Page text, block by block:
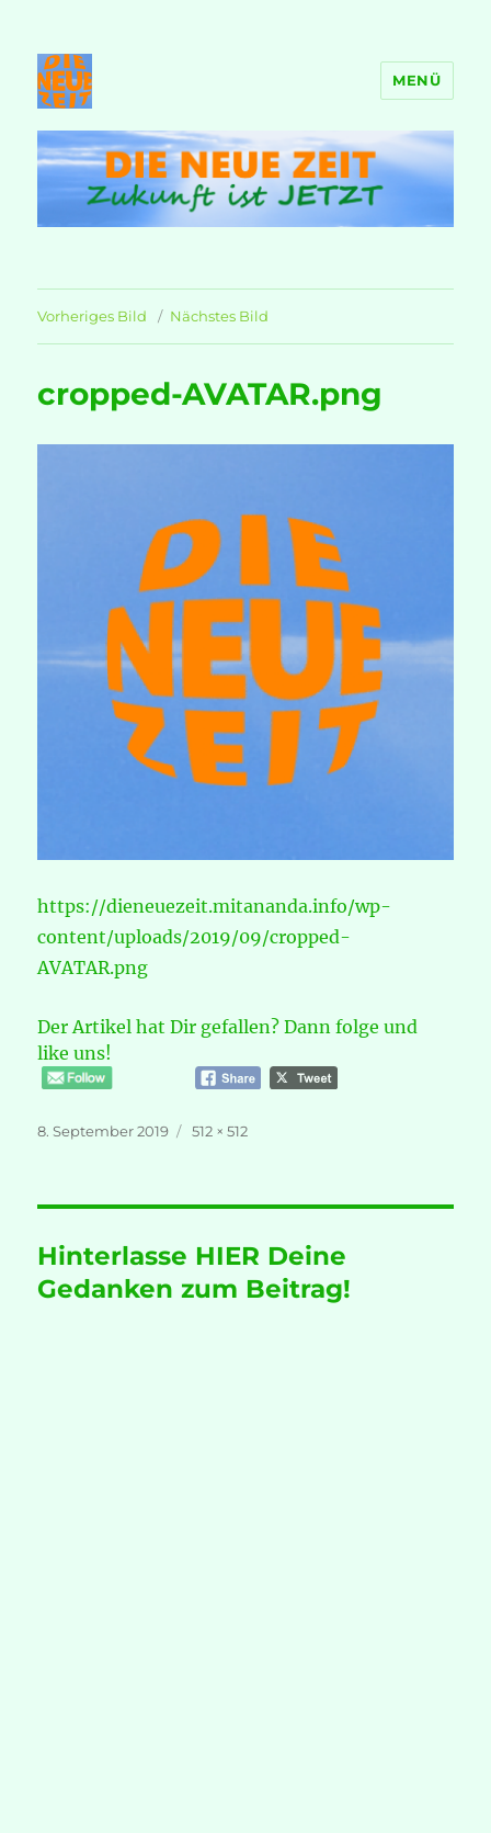
DIE NEUE ZEIT
MENÜ
Vorheriges Bild Nächstes Bild
cropped-AVATAR.png
https://dieneuezeit.mitananda.info/wp-
content/uploads/2019/09/cropped-
AVATAR.png
Der Artikel hat Dir gefallen? Dann folge und
like uns!
Veröffentlicht
8. September 2019
Volle
512 × 512
Hinterlasse HIER Deine
Gedanken zum Beitrag!